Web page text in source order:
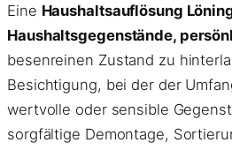
Eine Haushaltsauflösung
Haushaltsgegenstände,
besenreinen Zustand zu
Besichtigung, bei der der
wertvolle oder sensible
sorgfältige Demontage,